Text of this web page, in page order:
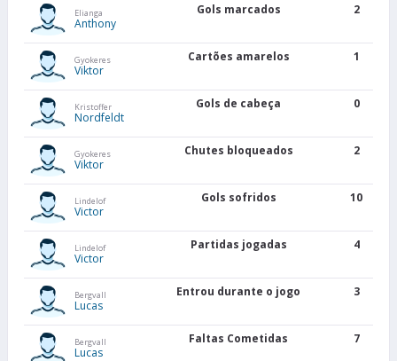
Elianga
Anthony
Gols marcados 2
Gyokeres
Viktor
Cartões amarelos 1
Kristoffer
Nordfeldt
Gols de cabeça 0
Gyokeres
Viktor
Chutes bloqueados 2
Lindelof
Victor
Gols sofridos 10
Lindelof
Victor
Partidas jogadas 4
Bergvall
Lucas
Entrou durante o jogo 3
Bergvall
Lucas
Faltas Cometidas 7